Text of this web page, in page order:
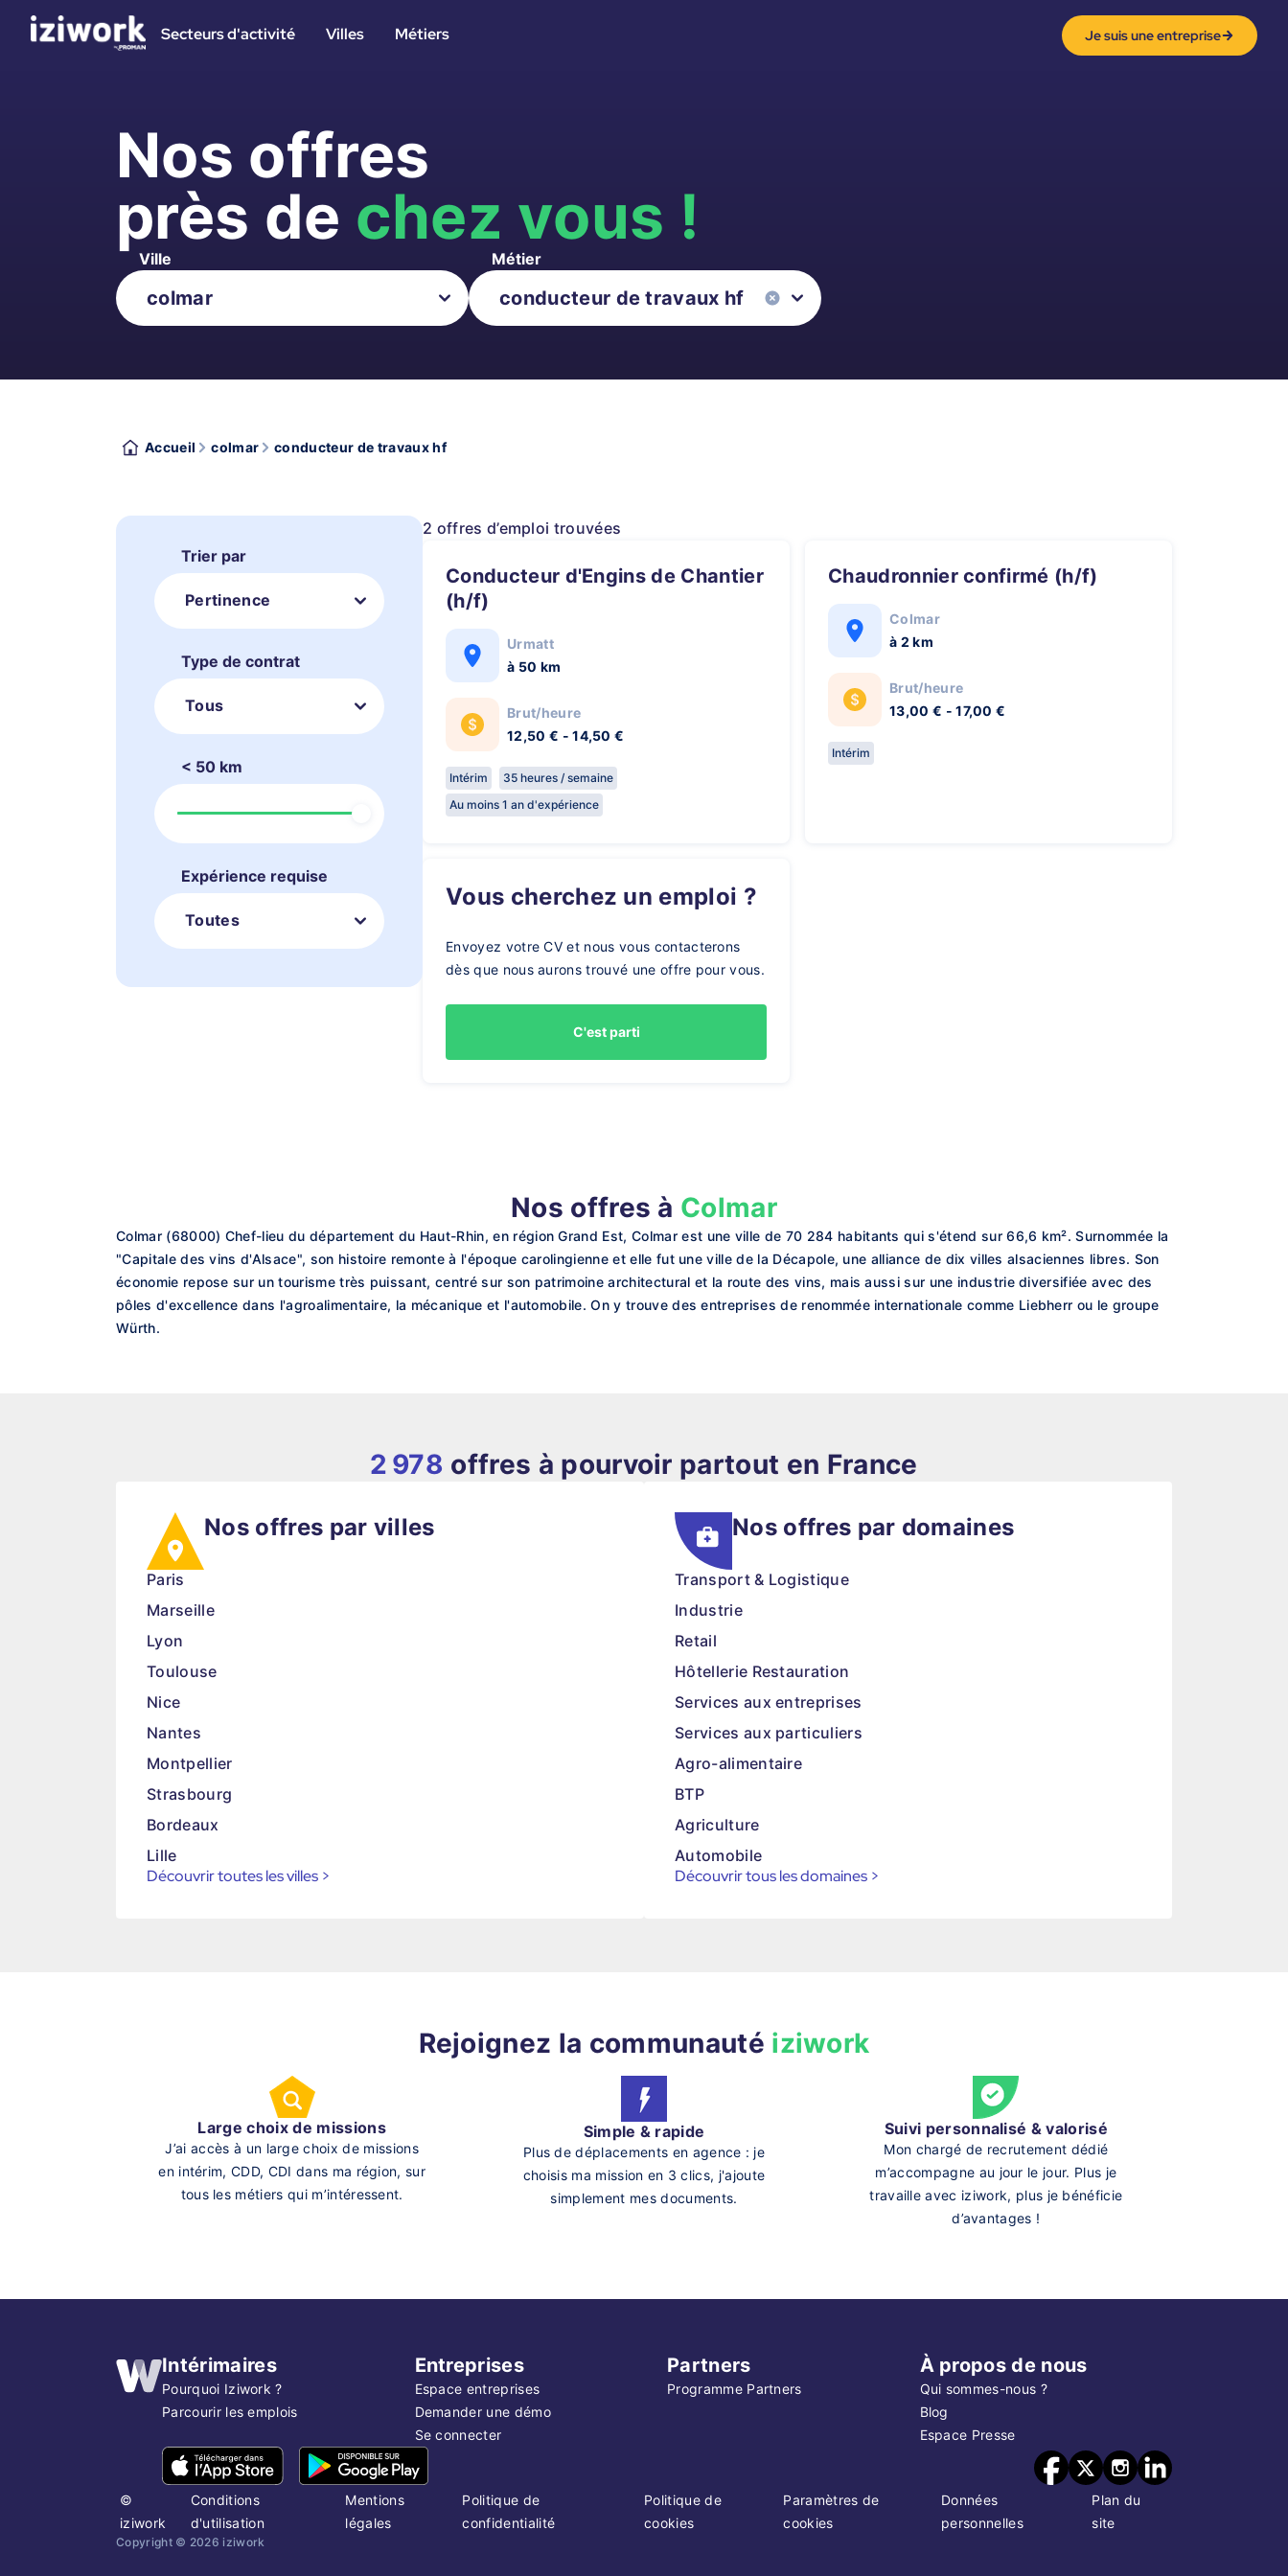
Secteurs d'activité Villes Métiers Je suis une entreprise
Nos offres
près de chez vous !
Ville Métier
Accueil colmar conducteur de travaux hf
Trier par
Pertinence
Type de contrat
Tous
< 50 km
Expérience requise
Toutes
2 offres d’emploi trouvées
Conducteur d'Engins de Chantier
(h/f)
Urmatt
à 50 km
Brut/heure
12,50 € - 14,50 €
Intérim
35 heures / semaine
Au moins 1 an d'expérience
Chaudronnier confirmé (h/f)
Colmar
à 2 km
Brut/heure
13,00 € - 17,00 €
Intérim
Vous cherchez un emploi ?
Envoyez votre CV et nous vous contacterons
dès que nous aurons trouvé une offre pour vous.
C'est parti
Nos offres à Colmar
Colmar (68000) Chef-lieu du département du Haut-Rhin, en région Grand Est, Colmar est une ville de 70 284 habitants qui s'étend sur 66,6 km². Surnommée la
"Capitale des vins d'Alsace", son histoire remonte à l'époque carolingienne et elle fut une ville de la Décapole, une alliance de dix villes alsaciennes libres. Son
économie repose sur un tourisme très puissant, centré sur son patrimoine architectural et la route des vins, mais aussi sur une industrie diversifiée avec des
pôles d'excellence dans l'agroalimentaire, la mécanique et l'automobile. On y trouve des entreprises de renommée internationale comme Liebherr ou le groupe
Würth.
2 978 offres à pourvoir partout en France
Nos offres par villes
Paris
Marseille
Lyon
Toulouse
Nice
Nantes
Montpellier
Strasbourg
Bordeaux
Lille
Découvrir toutes les villes >
Nos offres par domaines
Transport & Logistique
Industrie
Retail
Hôtellerie Restauration
Services aux entreprises
Services aux particuliers
Agro-alimentaire
BTP
Agriculture
Automobile
Découvrir tous les domaines >
Rejoignez la communauté iziwork
Large choix de missions
J’ai accès à un large choix de missions
en intérim, CDD, CDI dans ma région, sur
tous les métiers qui m’intéressent.
Simple & rapide
Plus de déplacements en agence : je
choisis ma mission en 3 clics, j'ajoute
simplement mes documents.
Suivi personnalisé & valorisé
Mon chargé de recrutement dédié
m’accompagne au jour le jour. Plus je
travaille avec iziwork, plus je bénéficie
d’avantages !
Intérimaires
Pourquoi Iziwork ?
Parcourir les emplois
Entreprises
Espace entreprises
Demander une démo
Se connecter
Partners
Programme Partners
À propos de nous
Qui sommes-nous ?
Blog
Espace Presse
©
iziwork
Conditions
d'utilisation
Mentions
légales
Politique de
confidentialité
Politique de
cookies
Paramètres de
cookies
Données
personnelles
Plan du
site
Copyright © 2026 iziwork